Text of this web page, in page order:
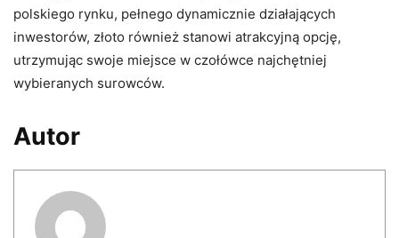
polskiego rynku, pełnego dynamicznie działających
inwestorów, złoto również stanowi atrakcyjną opcję,
utrzymując swoje miejsce w czołówce najchętniej
wybieranych surowców.
Autor